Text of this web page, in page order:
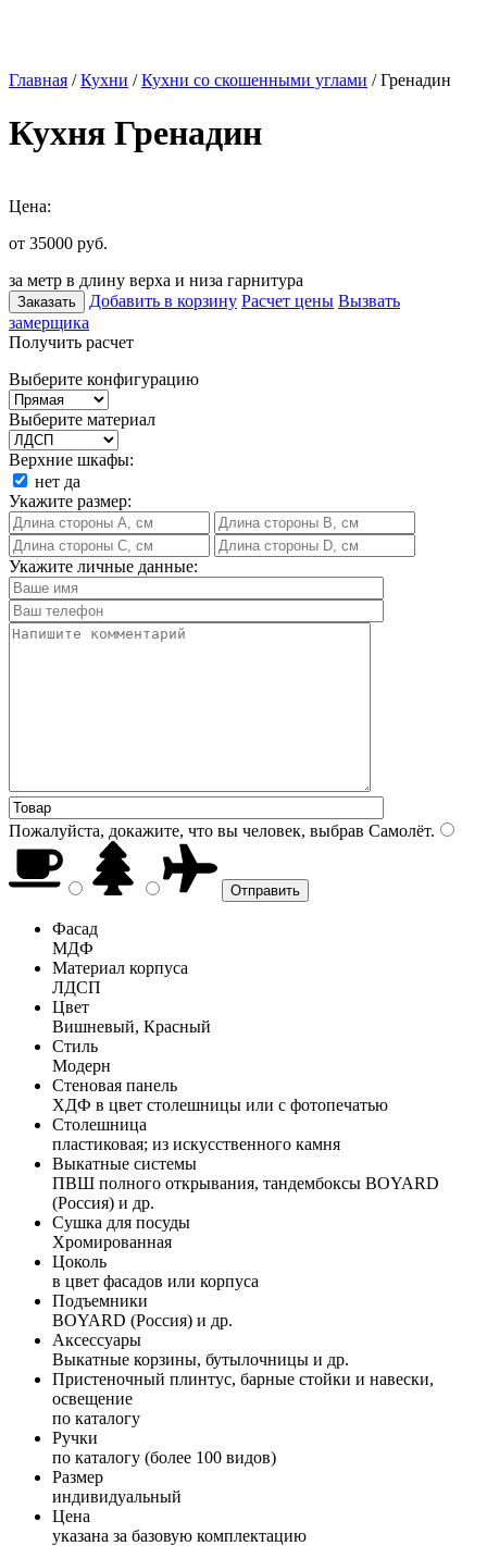
Главная /Кухни /Кухни со скошенными углами / Гренадин
Кухня Гренадин
Цена:
от 35000 руб.
за метр в длину верха и низа гарнитура
Заказать Добавить в корзину Расчет цены Вызвать
замерщика
Получить расчет
Выберите конфигурацию
Выберите материал
Верхние шкафы:
нет да
Укажите размер:
Укажите личные данные:
Пожалуйста, докажите, что вы человек, выбрав Самолёт.
Фасад
МДФ
Материал корпуса
ЛДСП
Цвет
Вишневый, Красный
Стиль
Модерн
Стеновая панель
ХДФ в цвет столешницы или с фотопечатью
Столешница
пластиковая; из искусственного камня
Выкатные системы
ПВШ полного открывания, тандембоксы BOYARD
(Россия) и др.
Сушка для посуды
Хромированная
Цоколь
в цвет фасадов или корпуса
Подъемники
BOYARD (Россия) и др.
Аксессуары
Выкатные корзины, бутылочницы и др.
Пристеночный плинтус, барные стойки и навески,
освещение
по каталогу
Ручки
по каталогу (более 100 видов)
Размер
индивидуальный
Цена
указана за базовую комплектацию